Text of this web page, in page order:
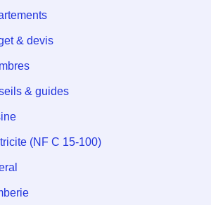
& devis
& guides
(NF C 15-100)